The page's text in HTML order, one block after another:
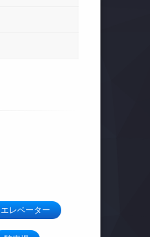
エレベーター